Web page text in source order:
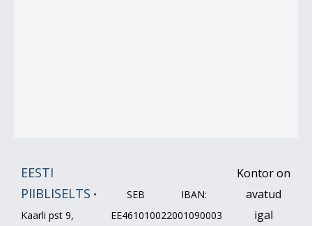
EESTI
PIIBLISELTS •
Kaarli pst 9,
SEB IBAN:
EE461010022001090003
Kontor on
avatud
igal